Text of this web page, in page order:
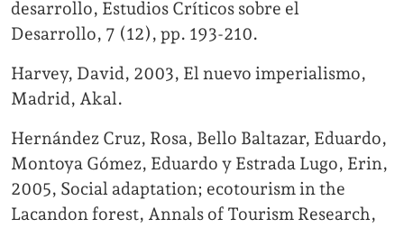
desarrollo, Estudios Críticos sobre el
Desarrollo, 7 (12), pp. 193-210.
Harvey, David, 2003, El nuevo imperialismo,
Madrid, Akal.
Hernández Cruz, Rosa, Bello Baltazar, Eduardo,
Montoya Gómez, Eduardo y Estrada Lugo, Erin,
2005, Social adaptation; ecotourism in the
Lacandon forest, Annals of Tourism Research,